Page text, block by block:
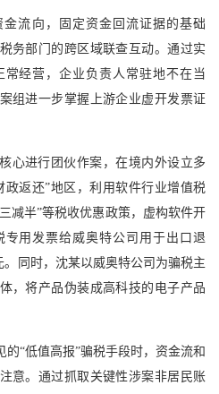
流向，固定资金回流证据的基础
务部门的跨区域联查互动。通过实
经营，企业负责人常驻地不在当
组进一步掌握上游企业虚开发票证
心进行团伙作案，在境内外设立多
政返还”地区，利用软件行业增值税
减半”等税收优惠政策，虚构软件开
用发票给威奥特公司用于出口退
同时，沈某以威奥特公司为骗税主
，将产品伪装成高科技的电子产品
“低值高报”骗税手段时，资金流和
意。通过抓取关键性涉案非居民账